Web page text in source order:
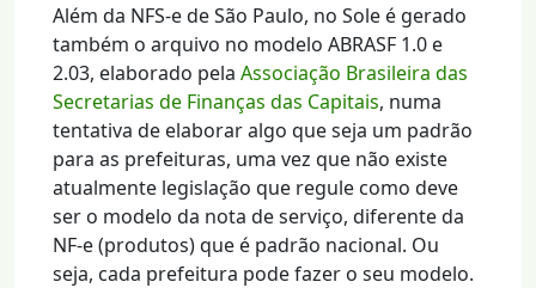
Além da NFS-e de São Paulo, no Sole é gerado
também o arquivo no modelo ABRASF 1.0 e
2.03, elaborado pela Associação Brasileira das
Secretarias de Finanças das Capitais, numa
tentativa de elaborar algo que seja um padrão
para as prefeituras, uma vez que não existe
atualmente legislação que regule como deve
ser o modelo da nota de serviço, diferente da
NF-e (produtos) que é padrão nacional. Ou
seja, cada prefeitura pode fazer o seu modelo.